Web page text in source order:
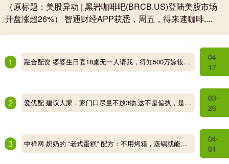
（原标题：美股异动 | 黑岩咖啡吧(BRCB.US)登陆美股市场
开盘涨超26%） 智通财经APP获悉，周五，得来速咖啡....
1 融合配资 婆婆生日宴18桌无一人请我，得知500万嫁妆被掏空，我冷笑报4字
04-
17
2 爱优配 建议大家，家门口尽量不放3物,这不是偏执，是过来人的经验！_镜子_家庭_好运
03-
26
3 中祥网 奶奶的 “老式蛋糕” 配方：不用烤箱，蒸锅就能做，比买的健康_面糊_蒸笼_带着
04-
01